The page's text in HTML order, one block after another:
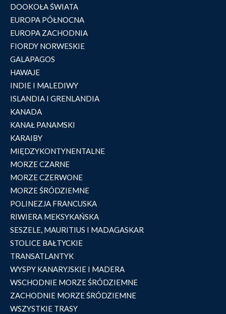
DOOKOŁA ŚWIATA
EUROPA PÓŁNOCNA
EUROPA ZACHODNIA
FIORDY NORWESKIE
GALAPAGOS
HAWAJE
INDIE I MALEDIWY
ISLANDIA I GRENLANDIA
KANADA
KANAŁ PANAMSKI
KARAIBY
MIĘDZYKONTYNENTALNE
MORZE CZARNE
MORZE CZERWONE
MORZE ŚRÓDZIEMNE
POLINEZJA FRANCUSKA
RIWIERA MEKSYKAŃSKA
SESZELE, MAURITIUS I MADAGASKAR
STOLICE BAŁTYCKIE
TRANSATLANTYK
WYSPY KANARYJSKIE I MADERA
WSCHODNIE MORZE ŚRÓDZIEMNE
ZACHODNIE MORZE ŚRÓDZIEMNE
WSZYSTKIE TRASY